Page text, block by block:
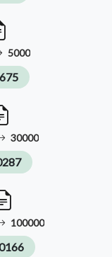
5000
30000
100000